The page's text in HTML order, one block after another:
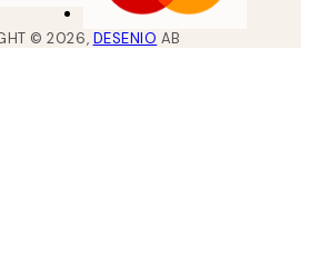
©2026, DESENIO AB